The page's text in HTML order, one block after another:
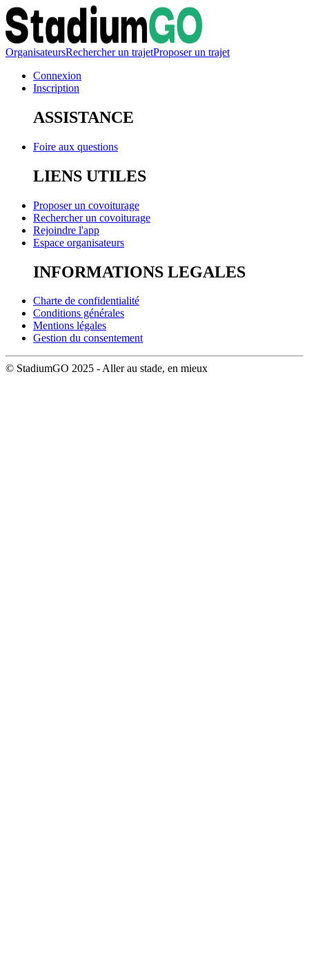
OrganisateursRechercher un trajetProposer un trajet
Connexion
Inscription
ASSISTANCE
Foire aux questions
LIENS UTILES
Proposer un covoiturage
Rechercher un covoiturage
Rejoindre l'app
Espace organisateurs
INFORMATIONS LEGALES
Charte de confidentialité
Conditions générales
Mentions légales
Gestion du consentement
© StadiumGO 2025 - Aller au stade, en mieux